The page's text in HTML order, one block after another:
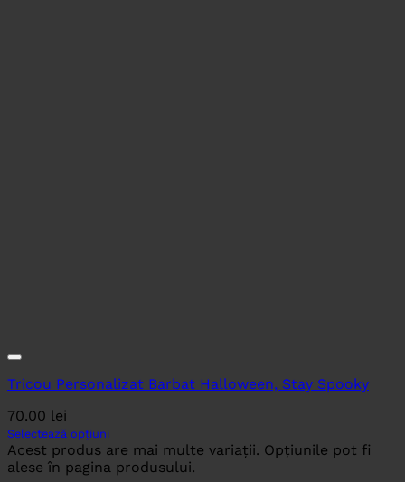
Tricou Personalizat Barbat Halloween, Stay Spooky
70.00 lei
Selectează opțiuni
Acest produs are mai multe variații. Opțiunile pot fi
alese în pagina produsului.